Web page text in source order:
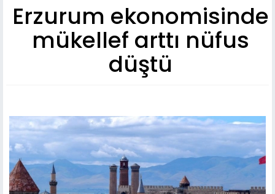
Erzurum ekonomisinde
mükellef arttı nüfus
düştü